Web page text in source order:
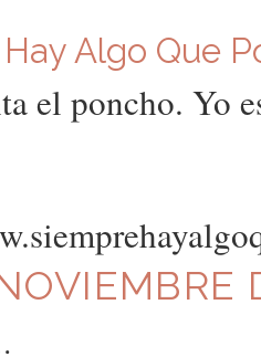
Algo Que
el poncho. Yo